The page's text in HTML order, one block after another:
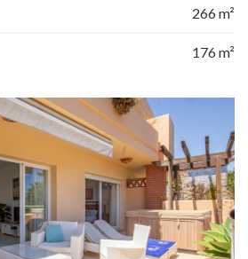
266 m²
176 m²